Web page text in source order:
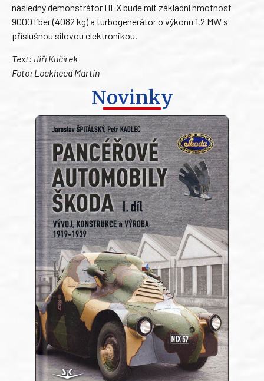
následný demonstrátor HEX bude mít základní hmotnost
9000 liber (4082 kg) a turbogenerátor o výkonu 1,2 MW s
příslušnou silovou elektronikou.
Text: Jiří Kučírek
Foto: Lockheed Martin
Novinky